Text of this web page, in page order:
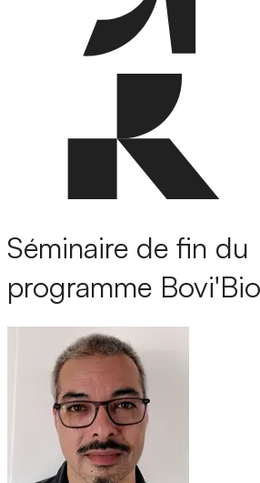
Séminaire de fin du
programme